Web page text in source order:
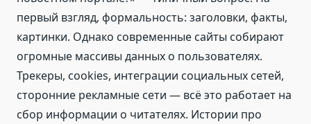
первый взгляд, формальность: заголовки, факты,
картинки. Однако современные сайты собирают
огромные массивы данных о пользователях.
Трекеры, cookies, интеграции социальных сетей,
сторонние рекламные сети — всё это работает на
сбор информации о читателях. Истории про